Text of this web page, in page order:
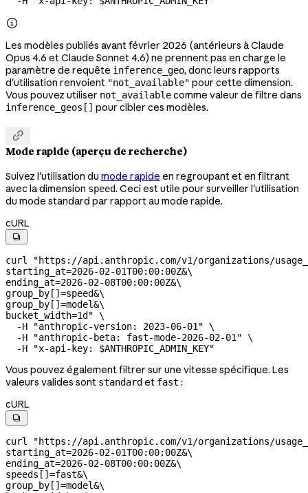

Les modèles publiés avant février 2026 (antérieurs à Claude
Opus 4.6 et Claude Sonnet 4.6) ne prennent pas en charge le
paramètre de requête inference_geo, donc leurs rapports
d'utilisation renvoient "not_available" pour cette dimension.
Vous pouvez utiliser not_availablecomme valeur de filtre dans
inference_geos[] pour cibler ces modèles.

Mode rapide (aperçu de recherche)
Suivez l'utilisation du mode rapide en regroupant et en filtrant
avec la dimension speed. Ceci est utile pour surveiller l'utilisation
du mode standard par rapport au mode rapide.
cURL

curl "https://api.anthropic.com/v1/organizations/
starting_at=2026-02-01T00:00:00Z&\
ending_at=2026-02-08T00:00:00Z&\
group_by[]=speed&\
group_by[]=model&\
bucket_width=1d" \
  -H
"anthropic-version: 2023-06-01" \
  -H
"anthropic-beta: fast-mode-2026-02-01" \
  -H
"x-api-key: $ANTHROPIC_ADMIN_KEY"
Vous pouvez également filtrer sur une vitesse spécifique. Les
valeurs valides sont standard et fast :
cURL

curl "https://api.anthropic.com/v1/organizations/
starting_at=2026-02-01T00:00:00Z&\
ending_at=2026-02-08T00:00:00Z&\
speeds[]=fast&\
group_by[]=model&\